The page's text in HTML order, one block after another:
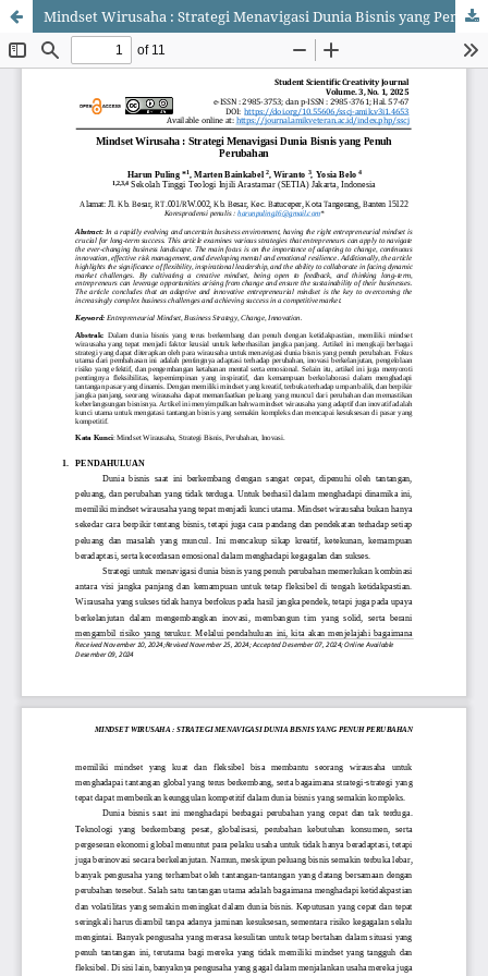
Mindset Wirusaha : Strategi Menavigasi Dunia Bisnis yang Penuh Perubahan